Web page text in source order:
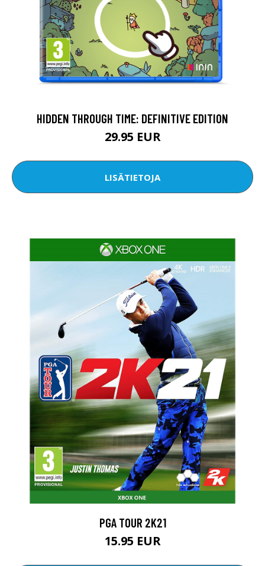
HIDDEN THROUGH TIME: DEFINITIVE EDITION
29.95 EUR
LISÄTIETOJA
PGA TOUR 2K21
15.95 EUR